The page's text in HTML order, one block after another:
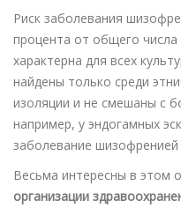
Риск заболевания
процента от общего числа
характерна для всех
найдены только среди
изоляции и не смешаны с
например, у эндогамных
заболевание
Весьма интересны в этом
организации